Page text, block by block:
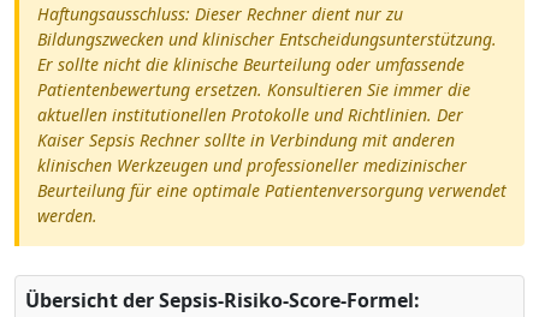
Haftungsausschluss: Dieser Rechner dient nur zu
Bildungszwecken und klinischer Entscheidungsunterstützung.
Er sollte nicht die klinische Beurteilung oder umfassende
Patientenbewertung ersetzen. Konsultieren Sie immer die
aktuellen institutionellen Protokolle und Richtlinien. Der
Kaiser Sepsis Rechner sollte in Verbindung mit anderen
klinischen Werkzeugen und professioneller medizinischer
Beurteilung für eine optimale Patientenversorgung verwendet
werden.
Übersicht der Sepsis-Risiko-Score-Formel: